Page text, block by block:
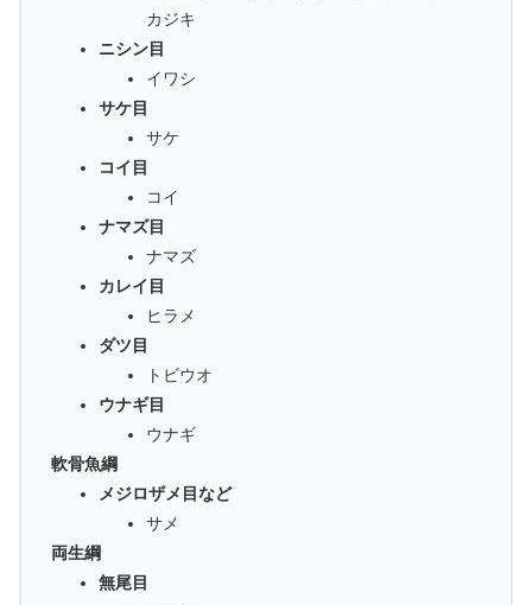
カジキ
ニシン目
イワシ
サケ目
サケ
コイ目
コイ
ナマズ目
ナマズ
カレイ目
ヒラメ
ダツ目
トビウオ
ウナギ目
ウナギ
軟骨魚綱
メジロザメ目など
サメ
両生綱
無尾目